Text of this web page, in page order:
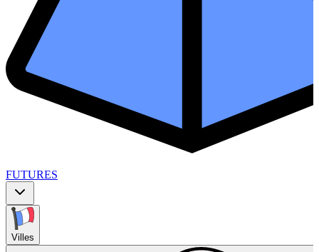
FUTURES
Villes